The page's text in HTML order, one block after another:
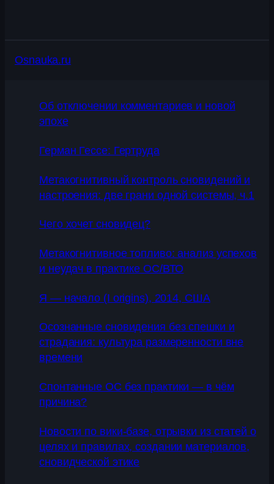
Osnauka.ru
Об отключении комментариев и новой
эпохе
Герман Гессе: Гертруда
Метакогнитивный контроль сновидений и
настроения: две грани одной системы, ч.1
Чего хочет сновидец?
Метакогнитивное топливо: анализ успехов
и неудач в практике ОС/ВТО
Я — начало (I origins), 2014, США
Осознанные сновидения без спешки и
страдания: культура размеренности вне
времени
Спонтанные ОС без практики — в чём
причина?
Новости по вики-базе, отрывки из статей о
целях и правилах, создании материалов,
сновидческой этике